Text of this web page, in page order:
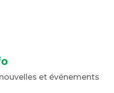
et événements